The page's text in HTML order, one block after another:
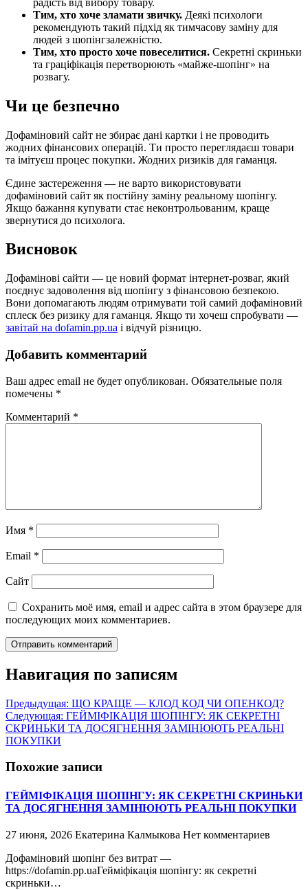
Тим, хто хоче зламати звичку. Деякі психологи
рекомендують такий підхід як тимчасову заміну для
людей з шопінгзалежністю.
Тим, хто просто хоче повеселитися. Секретні скриньки
та граціфікація перетворюють «майже-шопінг» на
розвагу.
Чи це безпечно
Дофаміновий сайт не збирає дані картки і не проводить
жодних фінансових операцій. Ти просто переглядаєш товари
та імітуєш процес покупки. Жодних ризиків для гаманця.
Єдине застереження — не варто використовувати
дофаміновий сайт як постійну заміну реальному шопінгу.
Якщо бажання купувати стає неконтрольованим, краще
звернутися до психолога.
Висновок
Дофамінові сайти — це новий формат інтернет-розваг, який
поєднує задоволення від шопінгу з фінансовою безпекою.
Вони допомагають людям отримувати той самий дофаміновий
сплеск без ризику для гаманця. Якщо ти хочеш спробувати —
завітай на dofamin.pp.ua і відчуй різницю.
Добавить комментарий
Ваш адрес email не будет опубликован. Обязательные поля
помечены *
Комментарий *
Имя *
Email *
Сайт
Сохранить моё имя, email и адрес сайта в этом браузере для
последующих моих комментариев.
Навигация по записям
Предыдущая: ЩО КРАЩЕ — КЛОД КОД ЧИ ОПЕНКОД?
Следующая: ГЕЙМІФІКАЦІЯ ШОПІНГУ: ЯК СЕКРЕТНІ
СКРИНЬКИ ТА ДОСЯГНЕННЯ ЗАМІНЮЮТЬ РЕАЛЬНІ
ПОКУПКИ
Похожие записи
ГЕЙМІФІКАЦІЯ ШОПІНГУ: ЯК СЕКРЕТНІ СКРИНЬКИ
ТА ДОСЯГНЕННЯ ЗАМІНЮЮТЬ РЕАЛЬНІ ПОКУПКИ
27 июня, 2026 Екатерина Калмыкова Нет комментариев
Дофаміновий шопінг без витрат —
https://dofamin.pp.uaГейміфікація шопінгу: як секретні
скриньки…